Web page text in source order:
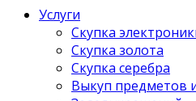
Услуги
Скупка
Скупка золота
Скупка серебра
Выкуп предметов